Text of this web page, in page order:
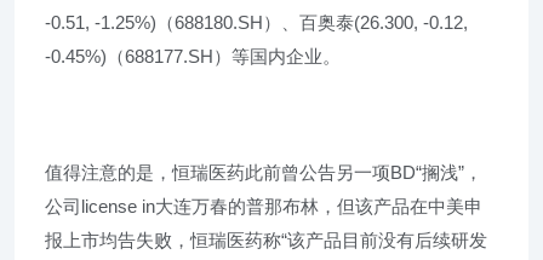
-0.51, -1.25%)（688180.SH）、百奥泰(26.300, -0.12,
-0.45%)（688177.SH）等国内企业。
值得注意的是，恒瑞医药此前曾公告另一项BD“搁浅”，
公司license in大连万春的普那布林，但该产品在中美申
报上市均告失败，恒瑞医药称“该产品目前没有后续研发